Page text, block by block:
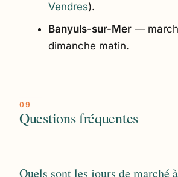
Vendres).
Banyuls-sur-Mer—
dimanche matin.
Questions fréquentes
Quels sont les jours de marché à